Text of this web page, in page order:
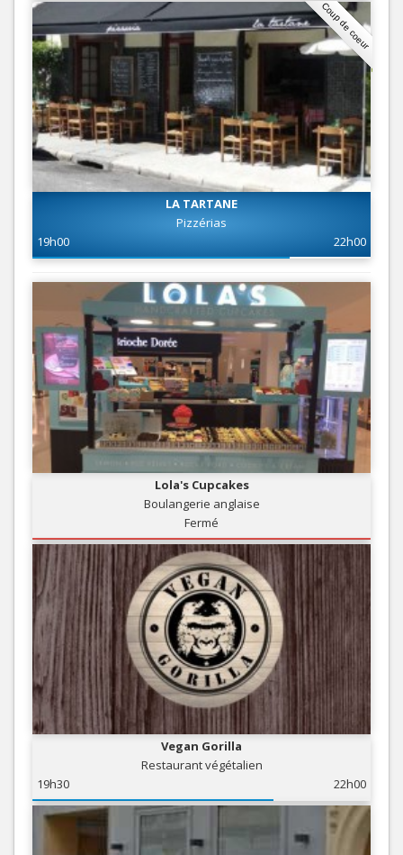
Coup de coeur
LA TARTANE
Pizzérias
19h00
22h00
Lola's Cupcakes
Boulangerie anglaise
Fermé
Vegan Gorilla
Restaurant végétalien
19h30
22h00